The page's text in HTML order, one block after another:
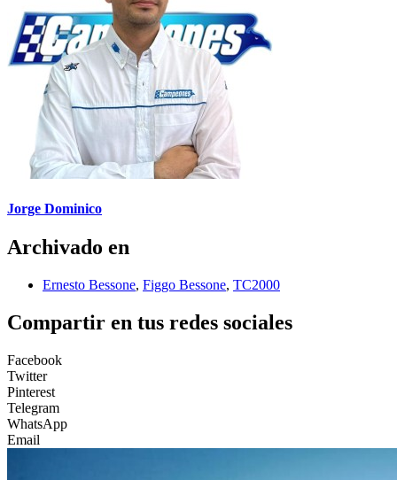
Jorge Dominico
Archivado en
Ernesto Bessone, Figgo Bessone, TC2000
Compartir en tus redes sociales
Facebook
Twitter
Pinterest
Telegram
WhatsApp
Email